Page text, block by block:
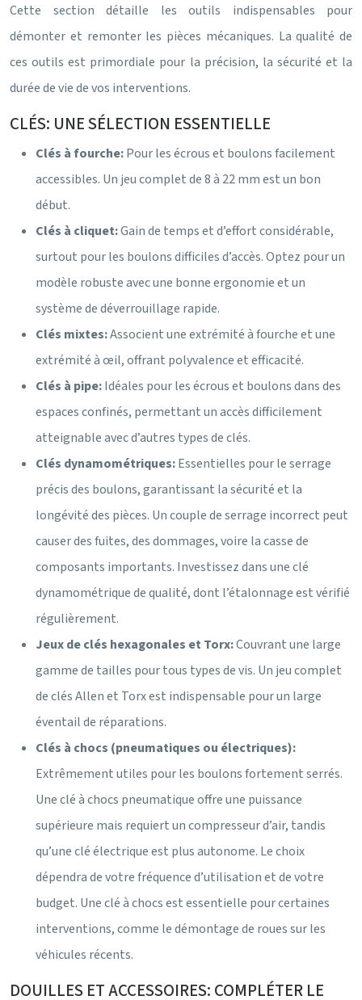
Cette section détaille les outils indispensables pour
démonter et remonter les pièces mécaniques. La qualité de
ces outils est primordiale pour la précision, la sécurité et la
durée de vie de vos interventions.
CLÉS: UNE SÉLECTION ESSENTIELLE
Clés à fourche:Pour les écrous et boulons facilement
accessibles. Un jeu complet de 8 à 22 mm est un bon
début.
Clés à cliquet:Gain de temps et d’effort considérable,
surtout pour les boulons difficiles d’accès. Optez pour un
modèle robuste avec une bonne ergonomie et un
système de déverrouillage rapide.
Clés mixtes:Associent une extrémité à fourche et une
extrémité à œil, offrant polyvalence et efficacité.
Clés à pipe:Idéales pour les écrous et boulons dans des
espaces confinés, permettant un accès difficilement
atteignable avec d’autres types de clés.
Clés dynamométriques:Essentielles pour le serrage
précis des boulons, garantissant la sécurité et la
longévité des pièces. Un couple de serrage incorrect peut
causer des fuites, des dommages, voire la casse de
composants importants. Investissez dans une clé
dynamométrique de qualité, dont l’étalonnage est vérifié
régulièrement.
Jeux de clés hexagonales et Torx:Couvrant une large
gamme de tailles pour tous types de vis. Un jeu complet
de clés Allen et Torx est indispensable pour un large
éventail de réparations.
Clés à chocs (pneumatiques ou électriques):
Extrêmement utiles pour les boulons fortement serrés.
Une clé à chocs pneumatique offre une puissance
supérieure mais requiert un compresseur d’air, tandis
qu’une clé électrique est plus autonome. Le choix
dépendra de votre fréquence d’utilisation et de votre
budget. Une clé à chocs est essentielle pour certaines
interventions, comme le démontage de roues sur les
véhicules récents.
DOUILLES ET ACCESSOIRES: COMPLÉTER LE